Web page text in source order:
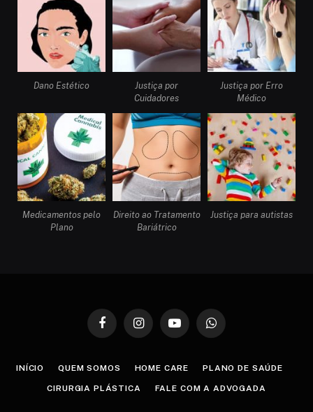
Dano Estético
Justiça por
Cuidadores
Justiça por Erro
Médico
Medicamentos pelo
Plano
Direito ao Tratamento
Bariátrico
Justiça para autistas
FacebookInstagramYouTubeWhatsApp
INÍCIO QUEM SOMOS HOME CARE PLANO DE SAÚDE
CIRURGIA PLÁSTICA FALE COM A ADVOGADA